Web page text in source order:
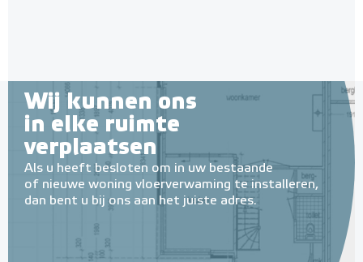
Wij kunnen ons
in elke ruimte
verplaatsen
Als u heeft besloten om in uw bestaande
of nieuwe woning vloerverwaming te installeren,
dan bent u bij ons aan het juiste adres.